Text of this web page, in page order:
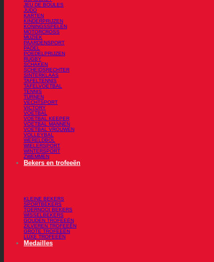
JEU DE BOULES
JUDO
KARTEN
KINDERPRIJZEN
KONINGSSPELEN
MOTORCROSS
MUZIEK
PAARDENSPORT
PADEL
POEDELPRIJZEN
RUGBY
SCHAKEN
SCHEIDSRECHTER
SINTERKLAAS
TAFELTENNIS
TAFELVOETBAL
TENNIS
TURNEN
VECHTSPORT
VICTORY
VOETBAL
VOETBAL KEEPER
VOETBAL MANNEN
VOETBAL VROUWEN
VOLLEYBAL
WERELDBOL
WIELERSPORT
WINTERSPORT
ZWEMMEN
Bekers en trofeeën
KLEINE BEKERS
SPORTBEKERS
TOERNOOI BEKERS
WISSELBEKERS
GOUDEN TROFEEËN
ZILVEREN TROFEEËN
GROTE TROFEEËN
LUXE TROFEEËN
Medailles